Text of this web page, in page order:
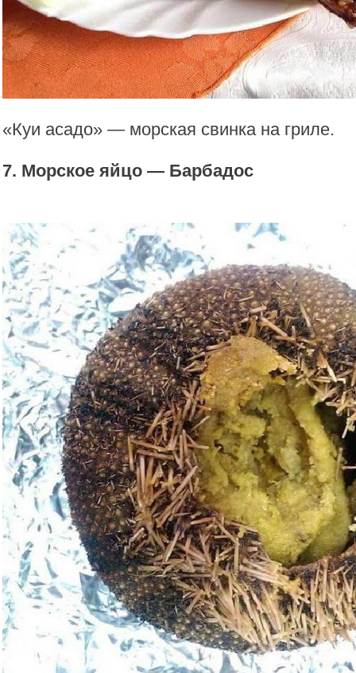
«Куи асадо» — морская свинка на гриле.
7. Морское яйцо — Барбадос